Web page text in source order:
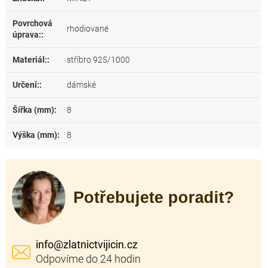
Povrchová
úprava::
rhodiované
Materiál:: stříbro 925/1000
Určení:: dámské
Šířka (mm): 8
Výška (mm): 8
Potřebujete poradit?
info@zlatnictvijicin.cz